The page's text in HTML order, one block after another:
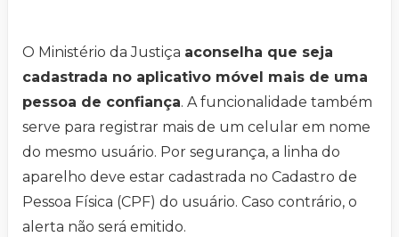
O Ministério da Justiça aconselha que seja
cadastrada no aplicativo móvel mais de uma
pessoa de confiança. A funcionalidade também
serve para registrar mais de um celular em nome
do mesmo usuário. Por segurança, a linha do
aparelho deve estar cadastrada no Cadastro de
Pessoa Física (CPF) do usuário. Caso contrário, o
alerta não será emitido.